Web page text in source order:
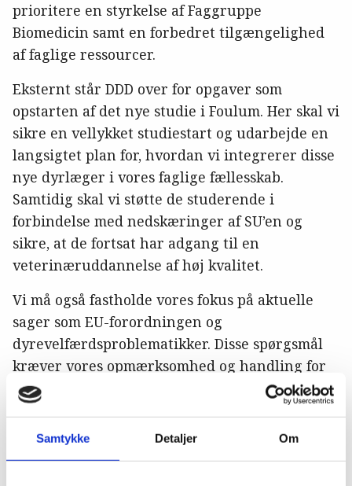
Samtykke Detaljer Om
prioritere en styrkelse af Faggruppe
Biomedicin samt en forbedret tilgængelighed
af faglige ressourcer.
Eksternt står DDD over for opgaver som
opstarten af det nye studie i Foulum. Her skal vi
sikre en vellykket studiestart og udarbejde en
langsigtet plan for, hvordan vi integrerer disse
nye dyrlæger i vores faglige fællesskab.
Samtidig skal vi støtte de studerende i
forbindelse med nedskæringer af SU’en og
sikre, at de fortsat har adgang til en
veterinæruddannelse af høj kvalitet.
Vi må også fastholde vores fokus på aktuelle
sager som EU-forordningen og
dyrevelfærdsproblematikker. Disse spørgsmål
kræver vores opmærksomhed og handling for
at sikre, at dyrlæger i Danmark kan arbejde
under optimale vilkår.
Dyrlægeforeningen går derfor ind i 2024 med
blikket fast rette mod horisonten. De seneste år